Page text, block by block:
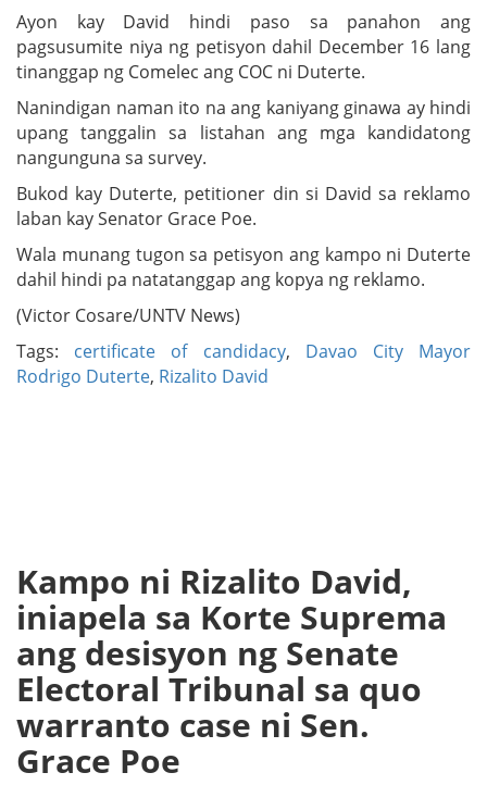
Ayon kay David hindi paso sa panahon ang
pagsusumite niya ng petisyon dahil December 16 lang
tinanggap ng Comelec ang COC ni Duterte.
Nanindigan naman ito na ang kaniyang ginawa ay hindi
upang tanggalin sa listahan ang mga kandidatong
nangunguna sa survey.
Bukod kay Duterte, petitioner din si David sa reklamo
laban kay Senator Grace Poe.
Wala munang tugon sa petisyon ang kampo ni Duterte
dahil hindi pa natatanggap ang kopya ng reklamo.
(Victor Cosare/UNTV News)
Tags: certificate of candidacy, Davao City Mayor
Rodrigo Duterte, Rizalito David
Kampo ni Rizalito David,
iniapela sa Korte Suprema
ang desisyon ng Senate
Electoral Tribunal sa quo
warranto case ni Sen.
Grace Poe